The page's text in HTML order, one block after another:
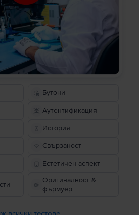
Бутони
Аутентификация
История
Свързаност
Естетичен аспект
Оригиналност &
фърмуер